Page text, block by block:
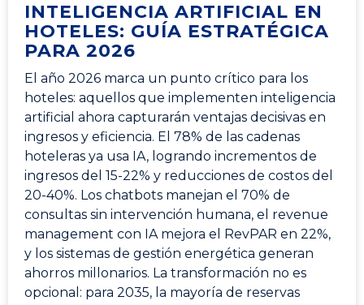
INTELIGENCIA ARTIFICIAL EN
HOTELES: GUÍA ESTRATÉGICA
PARA 2026
El año 2026 marca un punto crítico para los
hoteles: aquellos que implementen inteligencia
artificial ahora capturarán ventajas decisivas en
ingresos y eficiencia. El 78% de las cadenas
hoteleras ya usa IA, logrando incrementos de
ingresos del 15-22% y reducciones de costos del
20-40%. Los chatbots manejan el 70% de
consultas sin intervención humana, el revenue
management con IA mejora el RevPAR en 22%,
y los sistemas de gestión energética generan
ahorros millonarios. La transformación no es
opcional: para 2035, la mayoría de reservas